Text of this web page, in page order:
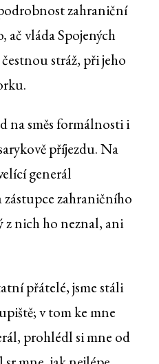
zahraniční
ač vláda Spojených
stráž, při jeho
na směs formálnosti i
příjezdu. Na
generál
zahraničního
z nich ho neznal, ani
přátelé, jsme stáli
v tom ke mne
prohlédl si mne od